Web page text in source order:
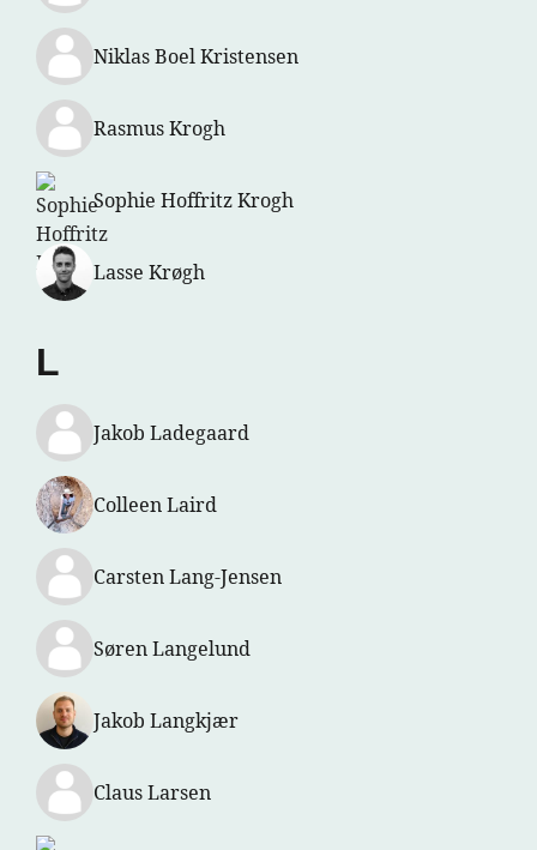
Niklas Boel Kristensen
Rasmus Krogh
Sophie Hoffritz Krogh
Lasse Krøgh
L
Jakob Ladegaard
Colleen Laird
Carsten Lang-Jensen
Søren Langelund
Jakob Langkjær
Claus Larsen